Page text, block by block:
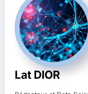
Lat DIOR